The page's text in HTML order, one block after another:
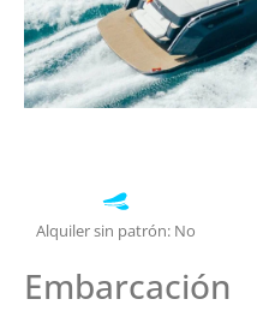
Alquiler sin patrón: No
Embarcación